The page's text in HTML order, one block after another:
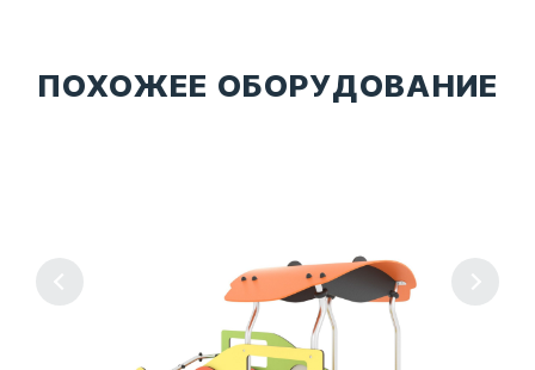
ПОХОЖЕЕ ОБОРУДОВАНИЕ